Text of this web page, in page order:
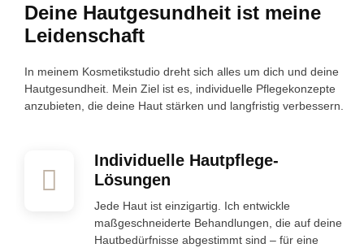
Deine Hautgesundheit ist meine
Leidenschaft
In meinem Kosmetikstudio dreht sich alles um dich und deine
Hautgesundheit. Mein Ziel ist es, individuelle Pflegekonzepte
anzubieten, die deine Haut stärken und langfristig verbessern.
Individuelle Hautpflege-
Lösungen
Jede Haut ist einzigartig. Ich entwickle
maßgeschneiderte Behandlungen, die auf deine
Hautbedürfnisse abgestimmt sind – für eine